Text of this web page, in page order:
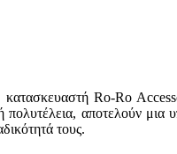
Ro-Ro
αποτελούν
τους.